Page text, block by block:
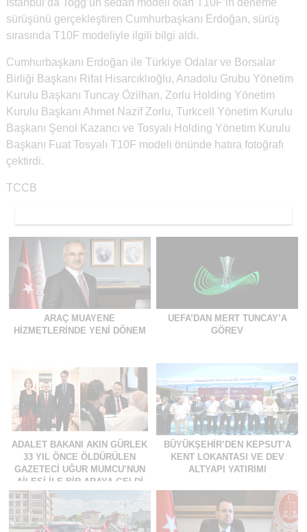
sürüşünü gerçekleştiren Cumhurbaşkanı Erdoğan, sürüş
sırasında T10F modeliyle ilgili bilgi aldı.
Cumhurbaşkanı Erdoğan ile Türkiye Odalar ve Borsalar
Birliği Başkanı Rifat Hisarcıklıoğlu, Anadolu Grubu Yönetim
Kurulu Başkanı Tuncay Özilhan, Zorlu Holding Yönetim
Kurulu Başkanı Ahmet Nazif Zorlu, Turkcell Yönetim Kurulu
Başkanı Şenol Kazancı ve Tosyalı Holding Yönetim Kurulu
Başkanı Fuat Tosyalı T10F modeli önünde hatıra fotoğrafı
çektirdi.
TCCB
ARAÇ MUAYENE
HIZMETLERINDE YENI DÖNEM
UEFA’DAN MERT TUNCAY’A
GÖREV
ADALET BAKANI AKIN GÜRLEK
33 YIL ÖNCE ÖLDÜRÜLEN
GAZETECI UĞUR MUMCU’NUN
AILESI İLE BIR ARAYA GELDI
BÜYÜKŞEHIR’DEN KEPSUT’A
KENT LOKANTASI VE DEV
ALTYAPI YATIRIMI